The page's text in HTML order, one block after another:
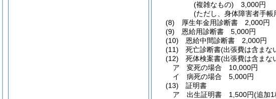
(複雑なもの) 3,000円
(ただし、身体障害者手帳
(8)
厚生年金用診断書 2,000円
(9)
恩給用診断書 5,000円
(10)
恩給中間診断書 2,000円
(11)
死亡診断書(出張費は含まな
(12)
死体検案書(出張費は含まな
ア
変死の場合 10,000円
イ
病死の場合 5,000円
(13)
証明書
ア
出生証明書 1,500円(追加1